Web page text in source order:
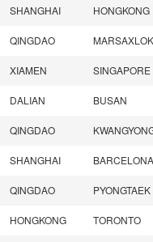
SHANGHAI HONGKONG
QINGDAO
XIAMEN SINGAPORE
DALIAN BUSAN
QINGDAO
SHANGHAI BARCELONA
QINGDAO PYONGTAEK
HONGKONG TORONTO